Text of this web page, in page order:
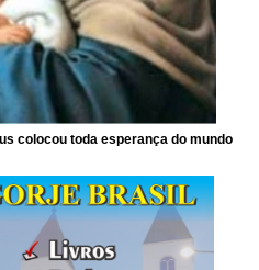
colocou toda esperança do mundo